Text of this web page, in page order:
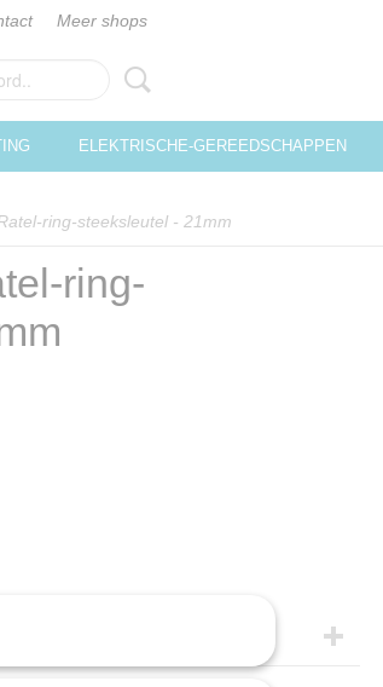
Meer shops
ELEKTRISCHE-GEREEDSCHAPPEN
ring-steeksleutel - 21mm
ring-
606-21